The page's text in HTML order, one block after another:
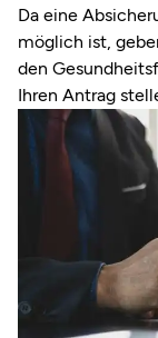
Da eine
möglich ist,
den
Ihren Antrag